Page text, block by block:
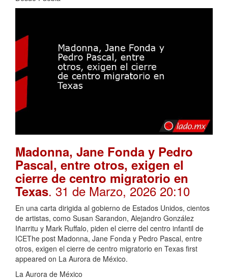
Madonna, Jane Fonda y Pedro
Pascal, entre otros, exigen el
cierre de centro migratorio en
Texas. 31 de Marzo, 2026 20:10
En una carta dirigida al gobierno de Estados Unidos, cientos
de artistas, como Susan Sarandon, Alejandro González
Iñarritu y Mark Ruffalo, piden el cierre del centro infantil de
ICEThe post Madonna, Jane Fonda y Pedro Pascal, entre
otros, exigen el cierre de centro migratorio en Texas first
appeared on La Aurora de México.
La Aurora de México